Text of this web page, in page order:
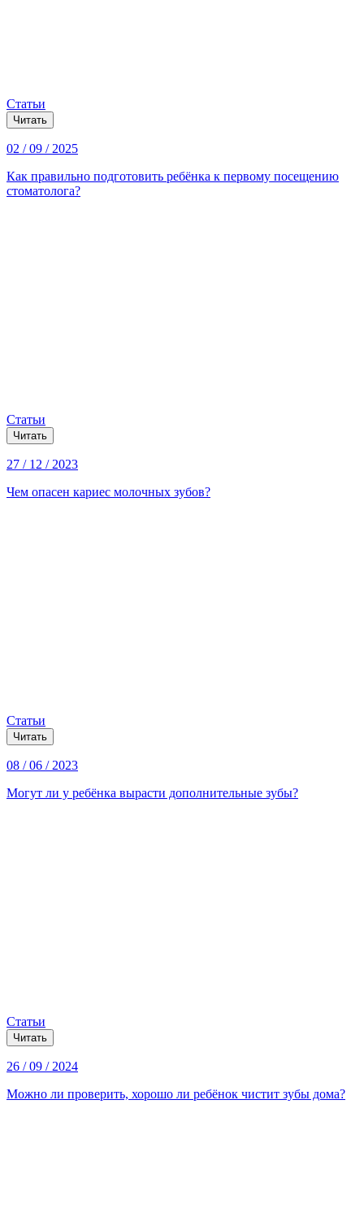
Статьи
Читать
02 / 09 / 2025
Как правильно подготовить ребёнка к первому посещению
стоматолога?
Статьи
Читать
27 / 12 / 2023
Чем опасен кариес молочных зубов?
Статьи
Читать
08 / 06 / 2023
Могут ли у ребёнка вырасти дополнительные зубы?
Статьи
Читать
26 / 09 / 2024
Можно ли проверить, хорошо ли ребёнок чистит зубы дома?